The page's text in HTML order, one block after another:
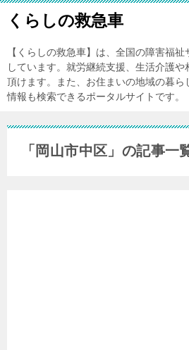
くらしの救急車
【くらしの救急車】は、全国の障害福
しています。就労継続支援、生活介護
頂けます。また、お住まいの地域の暮
情報も検索できるポータルサイトです。
「岡山市中区」の記事一